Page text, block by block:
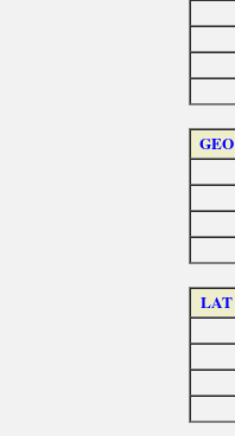
GEO
LAT